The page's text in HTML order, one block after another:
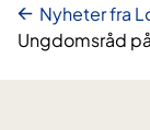
Nyheter fra
Ungdomsråd